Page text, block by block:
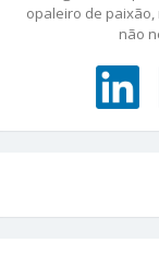
opaleiro de
não